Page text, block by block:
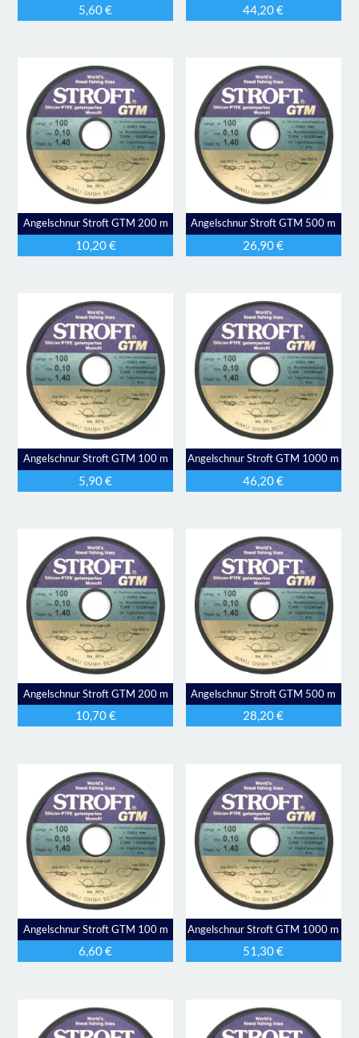
5,60€ 44,20€
Angelschnur Stroft GTM 200 m
10,20€
Angelschnur Stroft GTM 500 m
26,90€
Angelschnur Stroft GTM 100 m
5,90€
Angelschnur Stroft GTM 1000 m
46,20€
Angelschnur Stroft GTM 200 m
10,70€
Angelschnur Stroft GTM 500 m
28,20€
Angelschnur Stroft GTM 100 m
6,60€
Angelschnur Stroft GTM 1000 m
51,30€